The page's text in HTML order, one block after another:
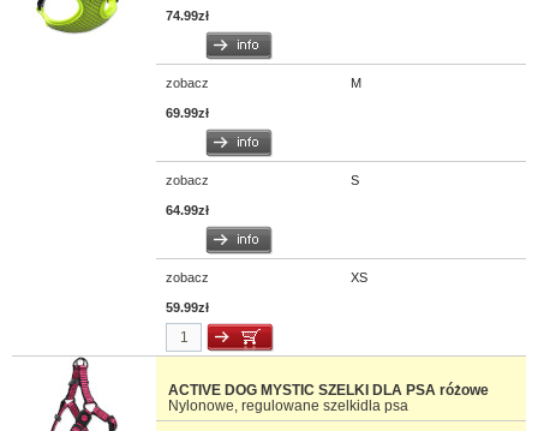
74.99zł
zobacz M
69.99zł
zobacz S
64.99zł
zobacz XS
59.99zł
ACTIVE DOG MYSTIC SZELKI DLA PSA różowe
Nylonowe, regulowane szelkidla psa